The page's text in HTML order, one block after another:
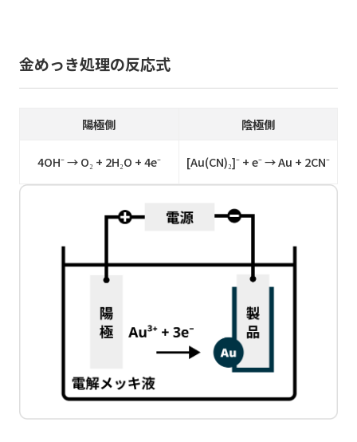
金めっき処理の反応式
陽極側 陰極側
4OH⁻ → O₂ + 2H₂O + 4e⁻ [Au(CN)₂]⁻ + e⁻ → Au + 2CN⁻